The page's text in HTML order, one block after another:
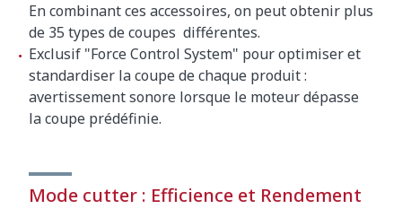
En combinant ces accessoires, on peut obtenir plus
de 35 types de coupes différentes.
Exclusif "Force Control System" pour optimiser et
standardiser la coupe de chaque produit :
avertissement sonore lorsque le moteur dépasse
la coupe prédéfinie.
Mode cutter : Efficience et Rendement